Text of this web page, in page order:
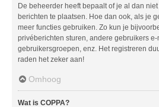
De beheerder heeft bepaalt of je al dan
berichten te plaatsen. Hoe dan ook, als je
meer functies gebruiken. Zo kun je
privéberichten sturen, andere gebruikers
gebruikersgroepen, enz. Het registreren
raden het zeker aan!
Omhoog
Wat is COPPA?